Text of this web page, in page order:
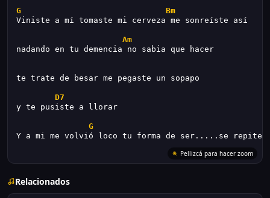
G
Bm
Viniste a mí tomaste mi cerveza me sonreíste así
Am
nadando en tu demencia no sabia que hacer
te trate de besar me pegaste un sopapo
D7
y te pusiste a llorar
G
Y a mi me volvió loco tu forma de ser.....se repite.
Pellizcá para hacer zoom
Relacionados